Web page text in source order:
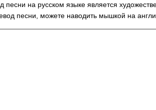
песни на русском языке является
песни, можете наводить мышкой на